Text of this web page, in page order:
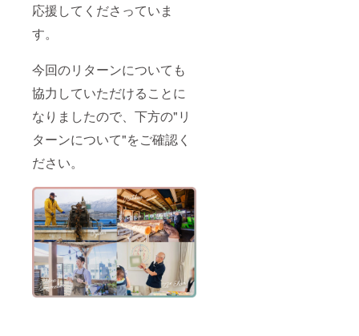
応援してくださっていま
す。
今回のリターンについても
協力していただけることに
なりましたので、下方の"リ
ターンについて"をご確認く
ださい。